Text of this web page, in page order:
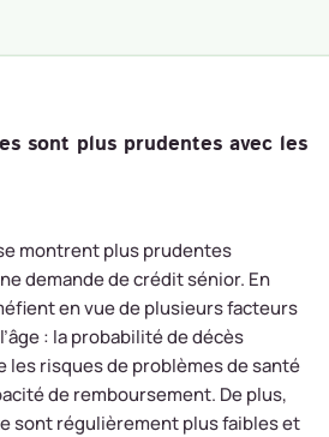
sont plus prudentes avec les
montrent plus prudentes
demande de crédit sénior. En
en vue de plusieurs facteurs
: la probabilité de décès
les risques de problèmes de santé
de remboursement. De plus,
sont régulièrement plus faibles et